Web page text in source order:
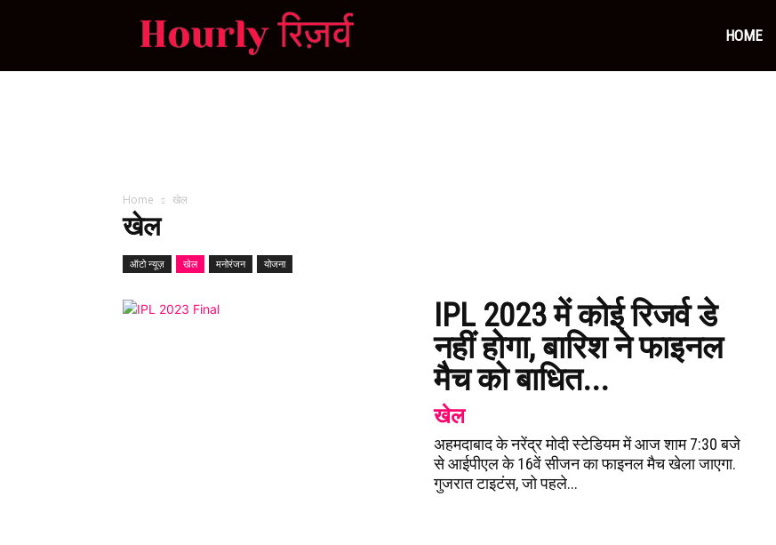
HOME
Home खेल
खेल
ऑटो न्यूज़ खेल मनोरंजन योजना
IPL 2023 में कोई रिजर्व डे
नहीं होगा, बारिश ने फाइनल
मैच को बाधित...
खेल
अहमदाबाद के नरेंद्र मोदी स्टेडियम में आज शाम 7:30 बजे
से आईपीएल के 16वें सीजन का फाइनल मैच खेला जाएगा.
गुजरात टाइटंस, जो पहले...